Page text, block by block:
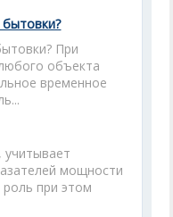
При
объекта
временное
учитывает
мощности
при этом